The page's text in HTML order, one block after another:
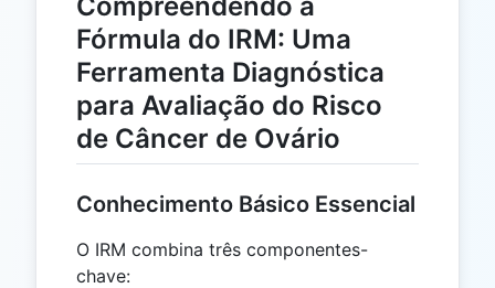
Fórmula do IRM: Uma
Ferramenta Diagnóstica
para Avaliação do Risco
de Câncer de Ovário
Conhecimento Básico Essencial
O IRM combina três componentes-
chave: